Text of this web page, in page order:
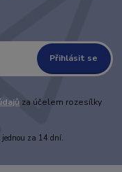
Přihlásit se
za účelem rozesílky
za 14 dní.